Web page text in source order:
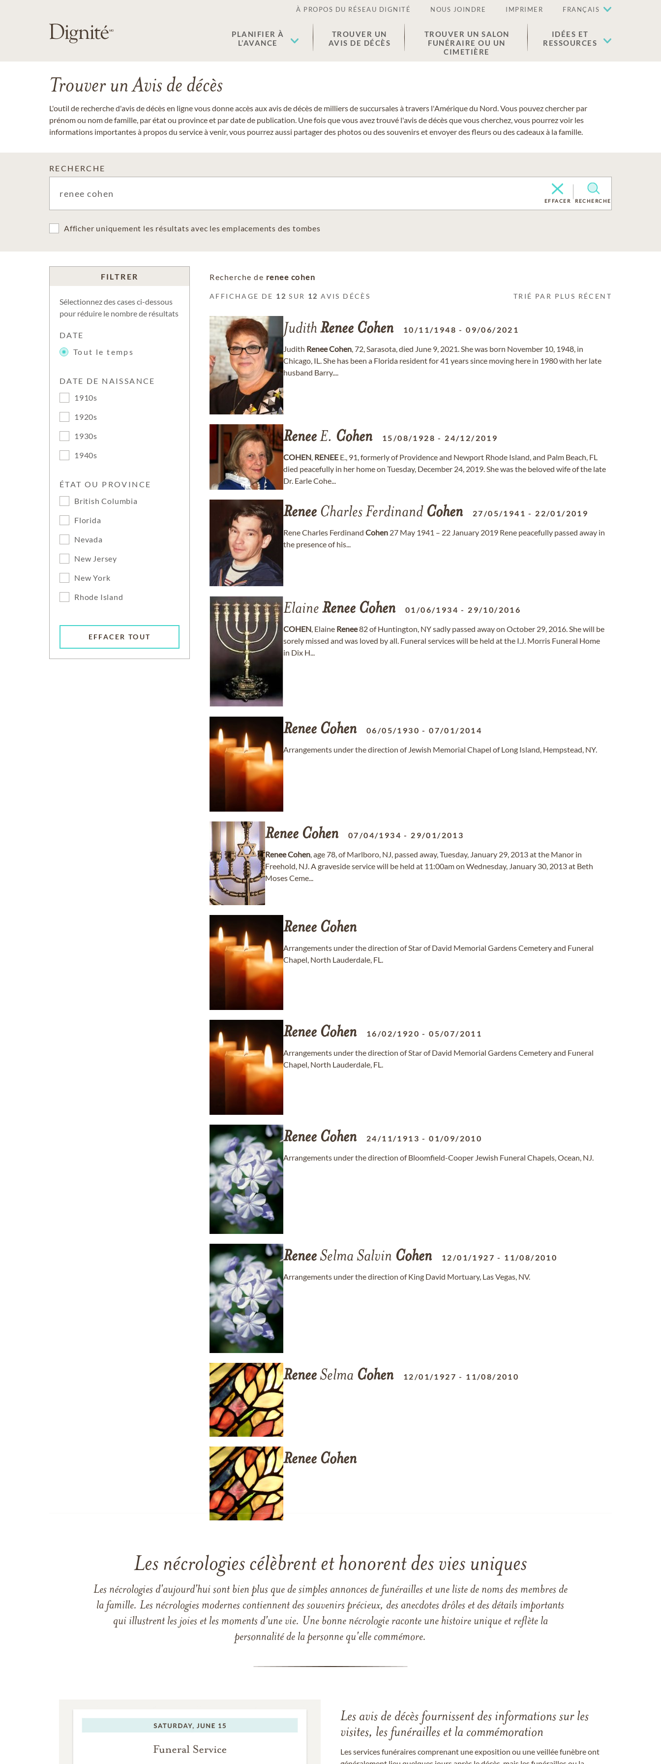
À PROPOS DU RÉSEAU DIGNITÉ NOUS JOINDRE IMPRIMER FRANÇAIS
PLANIFIER À
L’AVANCE
TROUVER UN
AVIS DE DÉCÈS
TROUVER UN SALON
FUNÉRAIRE OU UN
CIMETIÈRE
IDÉES ET
RESSOURCES
Trouver un Avis de décès
L'outil de recherche d'avis de décès en ligne vous donne accès aux avis de décès de milliers de succursales à travers l'Amérique du Nord. Vous pouvez chercher par
prénom ou nom de famille, par état ou province et par date de publication. Une fois que vous avez trouvé l'avis de décès que vous cherchez, vous pourrez voir les
informations importantes à propos du service à venir, vous pourrez aussi partager des photos ou des souvenirs et envoyer des fleurs ou des cadeaux à la famille.
RECHERCHE
EFFACER RECHERCHE
Afficher uniquement les résultats avec les emplacements des tombes
FILTRER
Sélectionnez des cases ci-dessous
pour réduire le nombre de résultats
DATE
Tout le temps
DATE DE NAISSANCE
1910s
1920s
1930s
1940s
ÉTAT OU PROVINCE
British Columbia
Florida
Nevada
New Jersey
New York
Rhode Island
EFFACER TOUT
Recherche de renee cohen
AFFICHAGE DE 12 SUR 12 AVIS DÉCÈS TRIÉ PAR PLUS RÉCENT
Judith Renee Cohen 10/11/1948 -09/06/2021
Judith ReneeCohen, 72, Sarasota, died June 9, 2021. She was born November 10, 1948, in
Chicago, IL. She has been a Florida resident for 41 years since moving here in 1980 with her late
husband Barry....
ReneeE. Cohen 15/08/1928 - 24/12/2019
COHEN, RENEE E., 91, formerly of Providence and Newport Rhode Island, and Palm Beach, FL
died peacefully in her home on Tuesday, December 24, 2019. She was the beloved wife of the late
Dr. Earle Cohe...
Renee Charles Ferdinand Cohen 27/05/1941 - 22/01/2019
Rene Charles Ferdinand Cohen 27 May 1941 – 22 January 2019 Rene peacefully passed away in
the presence of his...
Elaine Renee Cohen 01/06/1934 - 29/10/2016
COHEN, Elaine Renee82 of Huntington, NY sadly passed away on October 29, 2016. She will be
sorely missed and was loved by all. Funeral services will be held at the I.J. Morris Funeral Home
in Dix H...
Renee Cohen 06/05/1930 -07/01/2014
Arrangements under the direction of Jewish Memorial Chapel of Long Island, Hempstead, NY.
Renee Cohen 07/04/1934 - 29/01/2013
ReneeCohen, age 78, of Marlboro, NJ, passed away, Tuesday, January 29, 2013 at the Manor in
Freehold, NJ. A graveside service will be held at 11:00am on Wednesday, January 30, 2013 at Beth
Moses Ceme...
Renee Cohen
Arrangements under the direction of Star of David Memorial Gardens Cemetery and Funeral
Chapel, North Lauderdale, FL.
Renee Cohen 16/02/1920 -05/07/2011
Arrangements under the direction of Star of David Memorial Gardens Cemetery and Funeral
Chapel, North Lauderdale, FL.
Renee Cohen 24/11/1913 -01/09/2010
Arrangements under the direction of Bloomfield-Cooper Jewish Funeral Chapels, Ocean, NJ.
Renee Selma Salvin Cohen 12/01/1927 - 11/08/2010
Arrangements under the direction of King David Mortuary, Las Vegas, NV.
Renee Selma Cohen 12/01/1927 - 11/08/2010
Renee Cohen
Les nécrologies célèbrent et honorent des vies uniques
Les nécrologies d'aujourd'hui sont bien plus que de simples annonces de funérailles et une liste de noms des membres de
la famille. Les nécrologies modernes contiennent des souvenirs précieux, des anecdotes drôles et des détails importants
qui illustrent les joies et les moments d'une vie. Une bonne nécrologie raconte une histoire unique et reflète la
personnalité de la personne qu'elle commémore.
Les avis de décès fournissent des informations sur les
visites, les funérailles et la commémoration
Les services funéraires comprenant une exposition ou une veillée funèbre ont